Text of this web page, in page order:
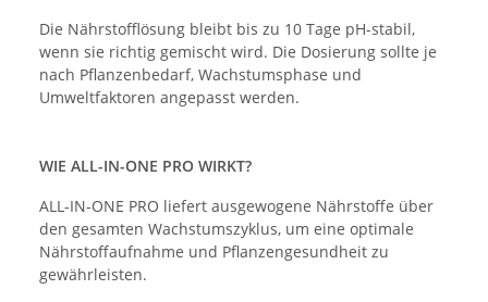
Die Nährstofflösung bleibt bis zu 10 Tage pH-stabil,
wenn sie richtig gemischt wird. Die Dosierung sollte je
nach Pflanzenbedarf, Wachstumsphase und
Umweltfaktoren angepasst werden.
WIE ALL-IN-ONE PRO WIRKT?
ALL-IN-ONE PRO liefert ausgewogene Nährstoffe über
den gesamten Wachstumszyklus, um eine optimale
Nährstoffaufnahme und Pflanzengesundheit zu
gewährleisten.